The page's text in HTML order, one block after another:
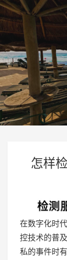
怎样
在数字化时
控技术的普
私的事件时